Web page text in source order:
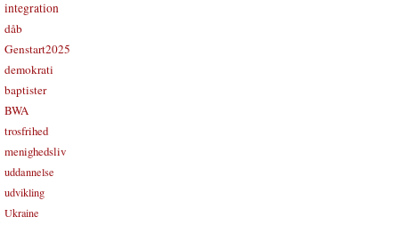
integration
dåb
Genstart2025
demokrati
baptister
BWA
trosfrihed
menighedsliv
uddannelse
udvikling
Ukraine